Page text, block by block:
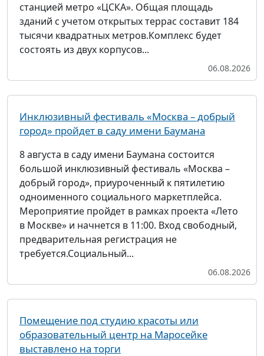
станцией метро «ЦСКА». Общая площадь
зданий с учетом открытых террас составит 184
тысячи квадратных метров.Комплекс будет
состоять из двух корпусов...
06.08.2026
Инклюзивный фестиваль «Москва – добрый
город» пройдет в саду имени Баумана
8 августа в саду имени Баумана состоится
большой инклюзивный фестиваль «Москва –
добрый город», приуроченный к пятилетию
одноименного социального маркетплейса.
Мероприятие пройдет в рамках проекта «Лето
в Москве» и начнется в 11:00. Вход свободный,
предварительная регистрация не
требуется.Социальный...
06.08.2026
Помещение под студию красоты или
образовательный центр на Маросейке
выставлено на торги